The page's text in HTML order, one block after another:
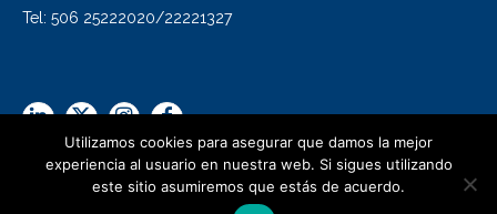
Tel: 506 25222020/22221327
2024 Cibelae | Todos los derechos reservados
Utilizamos cookies para asegurar que damos la mejor
experiencia al usuario en nuestra web. Si sigues utilizando
este sitio asumiremos que estás de acuerdo.